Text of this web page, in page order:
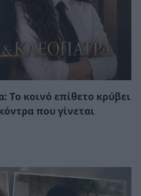
Το κοινό επίθετο κρύβει
που γίνεται